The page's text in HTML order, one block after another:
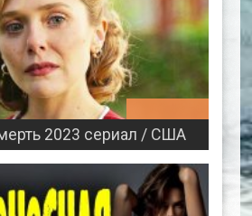
2023 сериал / США